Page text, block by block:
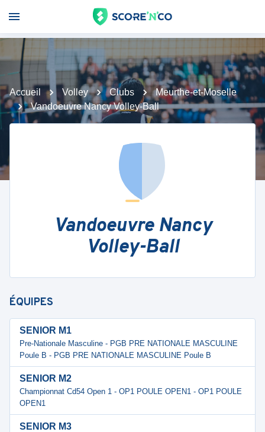
Accueil Volley Clubs
Meurthe-et-Moselle
Vandoeuvre Nancy Volley-Ball
Vandoeuvre Nancy
Volley-Ball
ÉQUIPES
SENIOR M1
Pre-Nationale Masculine - PGB PRE NATIONALE MASCULINE
Poule B - PGB PRE NATIONALE MASCULINE Poule B
SENIOR M2
Championnat Cd54 Open 1 - OP1 POULE OPEN1 - OP1 POULE
OPEN1
SENIOR M3